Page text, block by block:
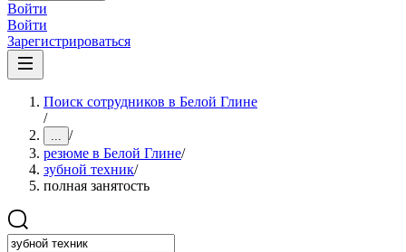
Войти
Войти
Зарегистрироваться
Поиск сотрудников в Белой Глине
/
... /
резюме в Белой Глине/
зубной техник/
полная занятость